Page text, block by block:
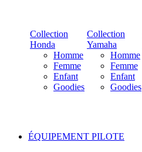
Collection
Honda
Homme
Femme
Enfant
Goodies
Collection
Yamaha
Homme
Femme
Enfant
Goodies
ÉQUIPEMENT PILOTE